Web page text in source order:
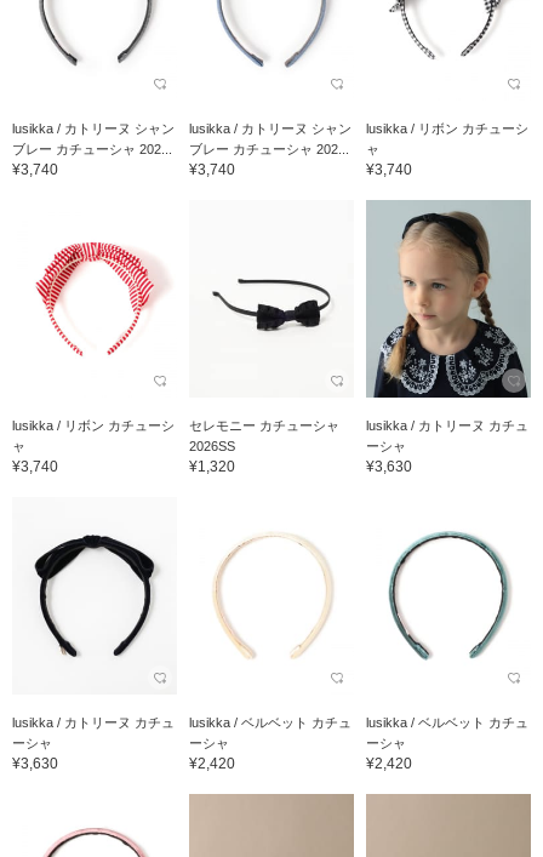
lusikka / カトリーヌ シャン
ブレー カチューシャ 202...
¥3,740
lusikka / カトリーヌ シャン
ブレー カチューシャ 202...
¥3,740
lusikka / リボン カチューシ
ャ
¥3,740
lusikka / リボン カチューシ
ャ
¥3,740
セレモニー カチューシャ
2026SS
¥1,320
lusikka / カトリーヌ カチュ
ーシャ
¥3,630
lusikka / カトリーヌ カチュ
ーシャ
¥3,630
lusikka / ベルベット カチュ
ーシャ
¥2,420
lusikka / ベルベット カチュ
ーシャ
¥2,420